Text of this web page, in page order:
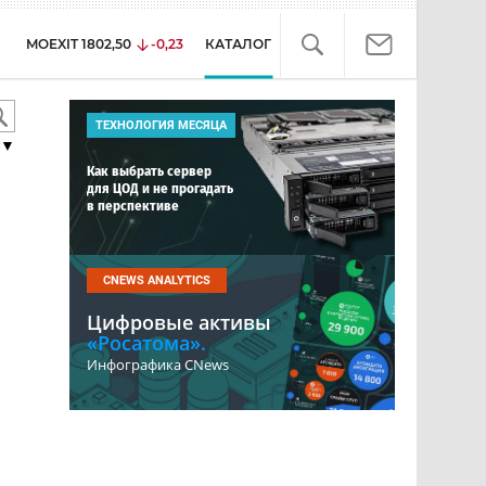
MOEXIT 1802,50 -0,23 КАТАЛОГ
ТЕХНОЛОГИЯ МЕСЯЦА
Как выбрать сервер
для ЦОД и не прогадать
в перспективе
CNEWS ANALYTICS
Цифровые активы
«Росатома».
Инфографика CNews